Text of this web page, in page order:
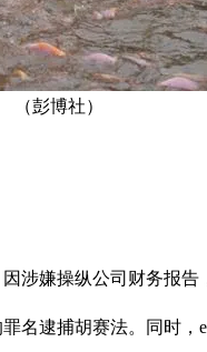
（彭博社）
涉嫌操纵公司财务报告
逮捕胡赛法。同时，